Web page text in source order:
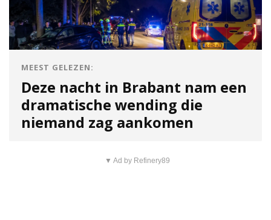
MEEST GELEZEN:
Deze nacht in Brabant nam een
dramatische wending die
niemand zag aankomen
▼ Ad by Refinery89